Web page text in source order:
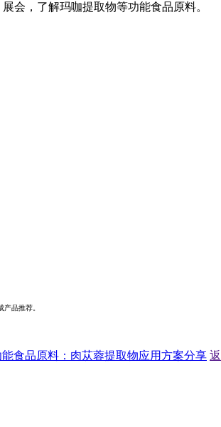
会，了解玛咖提取物等功能食品原料。
品推荐。
能食品原料：肉苁蓉提取物应用方案分享